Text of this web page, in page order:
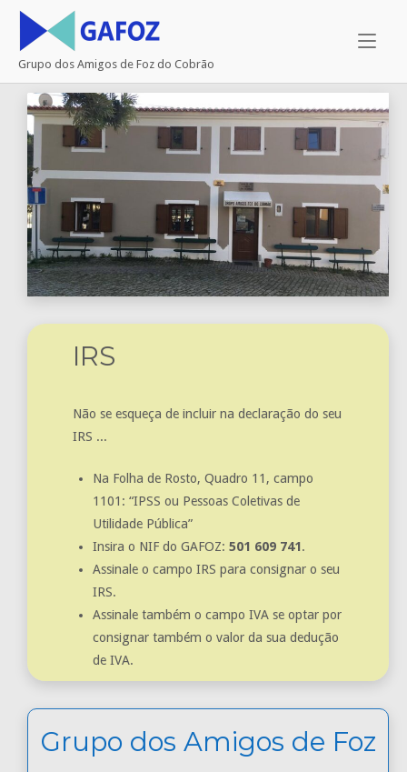
Skip
content
Home
Grupo dos Amigos de Foz do Cobrão
IRS
Não se esqueça de incluir na declaração do seu
IRS ...
Na Folha de Rosto, Quadro 11, campo
1101: “IPSS ou Pessoas Coletivas de
Utilidade Pública”
Insira o NIF do GAFOZ: 501 609 741.
Assinale o campo IRS para consignar o seu
IRS.
Assinale também o campo IVA se optar por
consignar também o valor da sua dedução
de IVA.
Grupo dos Amigos de Foz